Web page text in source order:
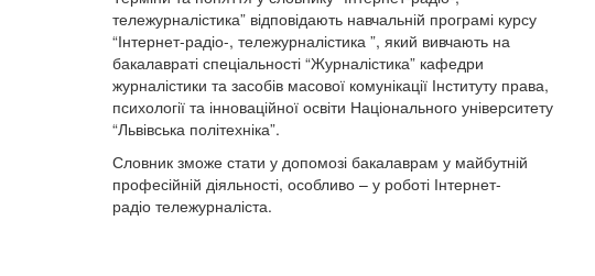
тележурналістика” відповідають навчальній програмі курсу
“Інтернет-радіо-, тележурналістика ”, який вивчають на
бакалавраті спеціальності “Журналістика” кафедри
журналістики та засобів масової комунікації Інституту права,
психології та інноваційної освіти Національного університету
“Львівська політехніка”.
Словник зможе стати у допомозі бакалаврам у майбутній
професійній діяльності, особливо – у роботі Інтернет-
радіо тележурналіста.